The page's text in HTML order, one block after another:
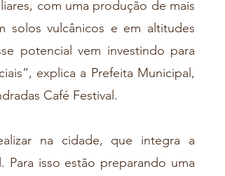
solos vulcânicos e em altitudes
potencial vem investindo para
explica a Prefeita Municipal,
Café Festival.
Para isso estão preparando uma